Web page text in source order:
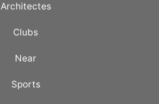
Architectes
Clubs
Near
Sports